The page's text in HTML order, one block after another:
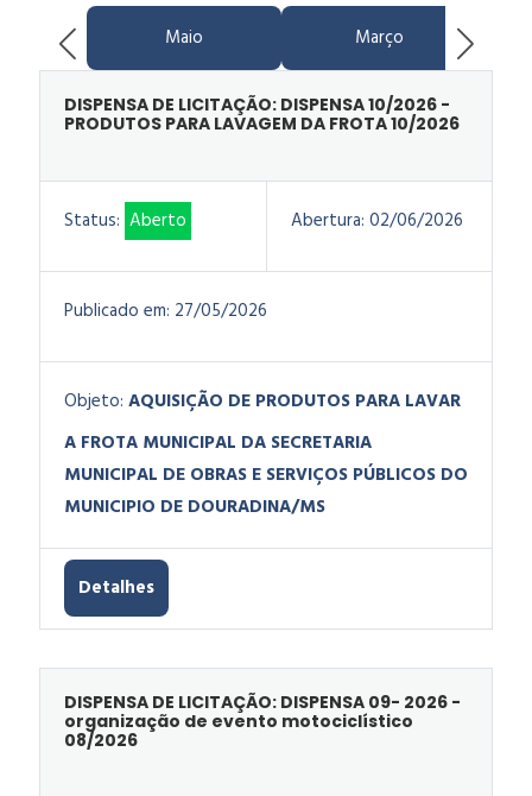
Maio Março
DISPENSA DE LICITAÇÃO: DISPENSA 10/2026 -
PRODUTOS PARA LAVAGEM DA FROTA 10/2026
Status: Aberto Abertura: 02/06/2026
Publicado em: 27/05/2026
Objeto: AQUISIÇÃO DE PRODUTOS PARA LAVAR
A FROTA MUNICIPAL DA SECRETARIA
MUNICIPAL DE OBRAS E SERVIÇOS PÚBLICOS DO
MUNICIPIO DE DOURADINA/MS
Detalhes
DISPENSA DE LICITAÇÃO: DISPENSA 09- 2026 -
organização de evento motociclístico
08/2026